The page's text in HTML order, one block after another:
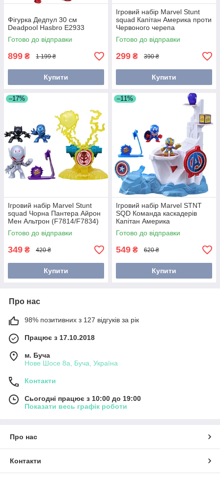
Фігурка Дедпул 30 см
Deadpool Hasbro E2933
Готово до відправки
899 ₴ 1 199 ₴
Купити
Ігровий набір Marvel Stunt
squad Капітан Америка проти
Червоного черепа
(F6895/F7064)
Готово до відправки
299 ₴ 390 ₴
Купити
–17%
Ігровий набір Marvel Stunt
squad Чорна Пантера Айрон
Мен Альтрон (F7814/F7834)
Готово до відправки
349 ₴ 420 ₴
Купити
–11%
Ігровий набір Marvel STNT
SQD Команда каскадерів
Капітан Америка
(F6894/F7059)
Готово до відправки
549 ₴ 620 ₴
Купити
Про нас
98% позитивних з 127 відгуків за рік
Працює з 17.10.2018
м. Буча
Нове Шосе 8а, Буча, Україна
Контакти
Сьогодні працює з 10:00 до 19:00
Показати весь графік роботи
Про нас
Контакти